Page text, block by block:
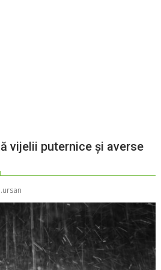
vijelii puternice și averse